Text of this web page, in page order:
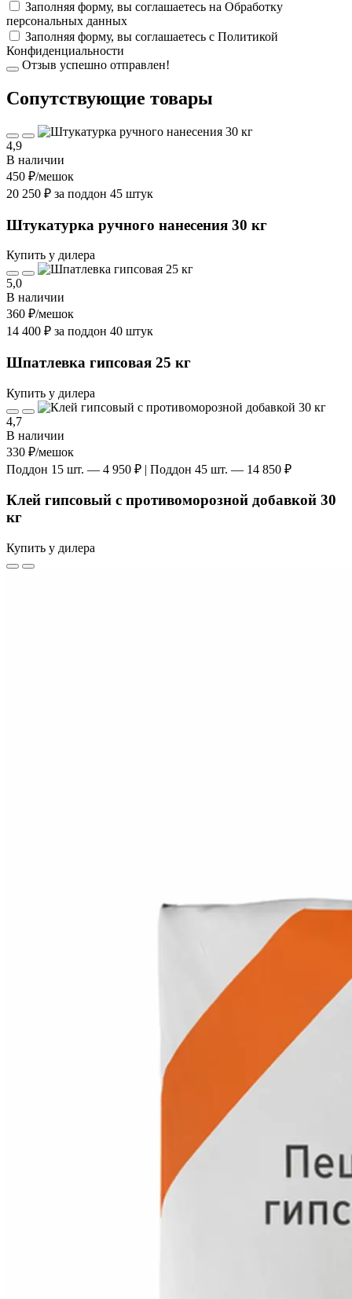
Заполняя форму, вы соглашаетесь на Обработку
персональных данных
Заполняя форму, вы соглашаетесь с Политикой
Конфиденциальности
Отзыв успешно отправлен!
Cопутствующие товары
4,9
В наличии
450 ₽/мешок
20 250 ₽ за поддон 45 штук
Штукатурка ручного нанесения 30 кг
Купить у дилера
5,0
В наличии
360 ₽/мешок
14 400 ₽ за поддон 40 штук
Шпатлевка гипсовая 25 кг
Купить у дилера
4,7
В наличии
330 ₽/мешок
Поддон 15 шт. — 4 950 ₽ | Поддон 45 шт. — 14 850 ₽
Клей гипсовый с противоморозной добавкой 30
кг
Купить у дилера